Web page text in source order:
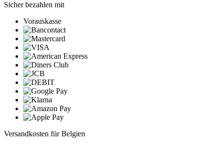
Sicher bezahlen mit
Vorauskasse
Versandkosten für Belgien